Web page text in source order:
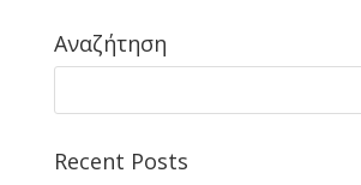
Αναζήτηση
Recent Posts